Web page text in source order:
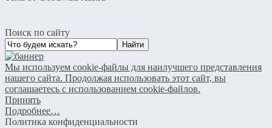
Поиск по сайту
Мы используем cookie-файлы для наилучшего представления
нашего сайта. Продолжая использовать этот сайт, вы
соглашаетесь с использованием cookie-файлов.
Принять
Подробнее…
Политика конфиденциальности